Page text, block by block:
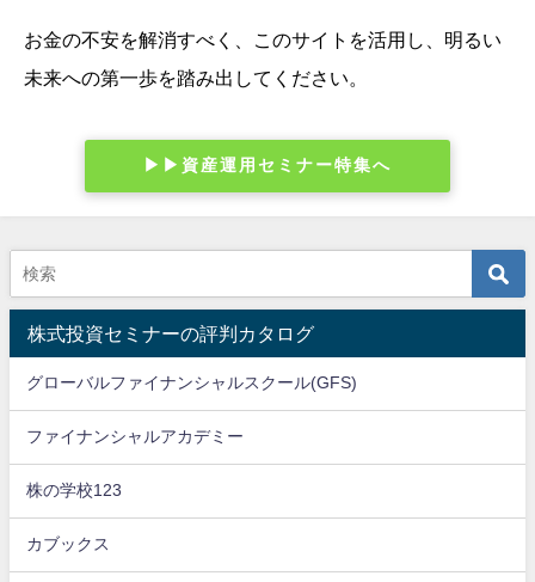
お金の不安を解消すべく、このサイトを活用し、明るい
未来への第一歩を踏み出してください。
▶︎▶︎資産運用セミナー特集へ
株式投資セミナーの評判カタログ
グローバルファイナンシャルスクール(GFS)
ファイナンシャルアカデミー
株の学校123
カブックス